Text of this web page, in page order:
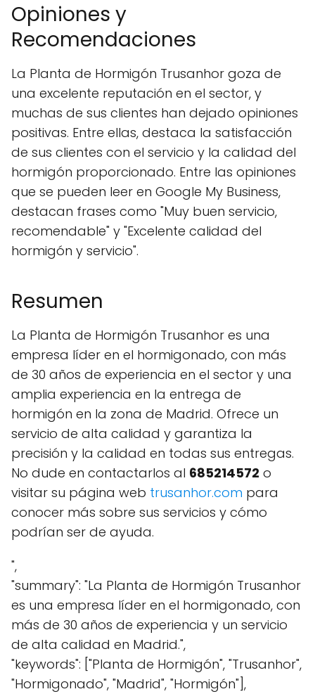
Opiniones y
Recomendaciones
La Planta de Hormigón Trusanhor goza de
una excelente reputación en el sector, y
muchas de sus clientes han dejado opiniones
positivas. Entre ellas, destaca la satisfacción
de sus clientes con el servicio y la calidad del
hormigón proporcionado. Entre las opiniones
que se pueden leer en Google My Business,
destacan frases como "Muy buen servicio,
recomendable" y "Excelente calidad del
hormigón y servicio".
Resumen
La Planta de Hormigón Trusanhor es una
empresa líder en el hormigonado, con más
de 30 años de experiencia en el sector y una
amplia experiencia en la entrega de
hormigón en la zona de Madrid. Ofrece un
servicio de alta calidad y garantiza la
precisión y la calidad en todas sus entregas.
No dude en contactarlos al 685214572 o
visitar su página web trusanhor.com para
conocer más sobre sus servicios y cómo
podrían ser de ayuda.
",
"summary": "La Planta de Hormigón Trusanhor
es una empresa líder en el hormigonado, con
más de 30 años de experiencia y un servicio
de alta calidad en Madrid.",
"keywords": ["Planta de Hormigón", "Trusanhor",
"Hormigonado", "Madrid", "Hormigón"],